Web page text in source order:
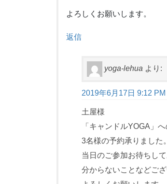
よろしくお願いします。
返信
yoga-lehua より:
2019年6月17日 9:12 PM
土屋様
「キャンドルYOGA」
3名様の予約承りました。
当日のご参加お待ちして
分からないことなどご